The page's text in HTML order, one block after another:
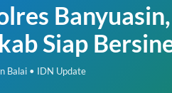
Siap
Balai • IDN Update